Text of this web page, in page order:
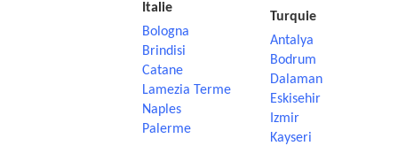
Italie
Bologna
Brindisi
Catane
Lamezia Terme
Naples
Palerme
Turquie
Antalya
Bodrum
Dalaman
Eskisehir
Izmir
Kayseri